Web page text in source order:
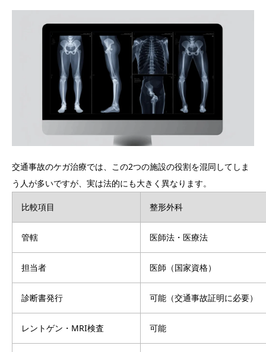
交通事故のケガ治療では、この2つの施設の役割を混同してしま
う人が多いですが、実は法的にも大きく異なります。
比較項目 整形外科
管轄 医師法・医療法
担当者 医師（国家資格）
診断書発行 可能（交通事故証明に必要）
レントゲン・MRI検査 可能